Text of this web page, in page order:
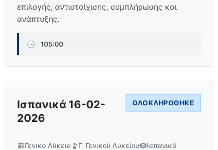
επιλογής, αντιστοίχισης, συμπλήρωσης και
ανάπτυξης.
🕒 105:00
Ισπανικά 16-02-
2026
ΟΛΟΚΛΗΡΏΘΗΚΕ
Γενικό Λύκειο Γ' Γενικού Λυκείου
Ισπανικά